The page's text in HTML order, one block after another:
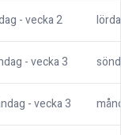
- vecka2
- vecka3
- vecka3